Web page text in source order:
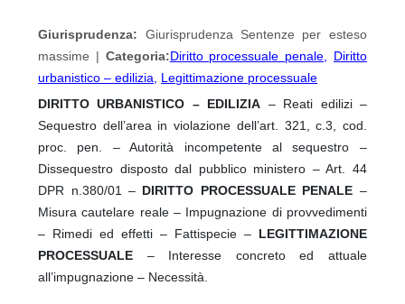
Giurisprudenza: Giurisprudenza Sentenze per esteso
massime | Categoria:Diritto processuale penale
Diritto
urbanistico – edilizia
Legittimazione processuale
DIRITTO URBANISTICO – EDILIZIA – Reati edilizi –
Sequestro dell’area in violazione dell’art. 321, c.3, cod.
proc. pen. – Autorità incompetente al sequestro –
Dissequestro disposto dal pubblico ministero – Art. 44
DPR n.380/01 – DIRITTO PROCESSUALE PENALE –
Misura cautelare reale – Impugnazione di provvedimenti
– Rimedi ed effetti – Fattispecie – LEGITTIMAZIONE
PROCESSUALE – Interesse concreto ed attuale
all’impugnazione – Necessità.